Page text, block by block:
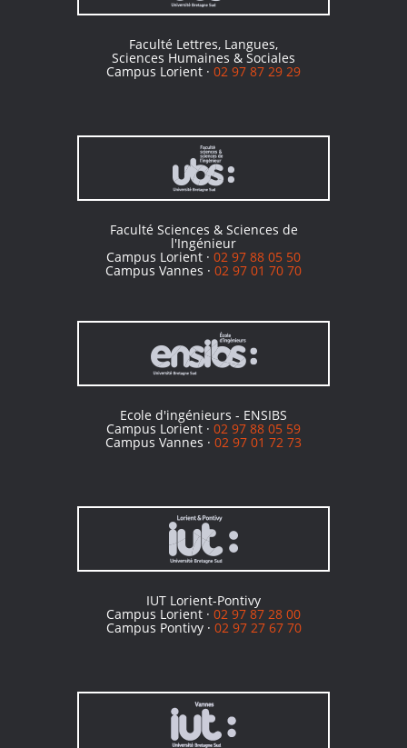
Faculté Lettres, Langues,
Sciences Humaines & Sociales
Campus Lorient · 02 97 87 29 29
Faculté Sciences & Sciences de
l'Ingénieur
Campus Lorient · 02 97 88 05 50
Campus Vannes · 02 97 01 70 70
Ecole d'ingénieurs - ENSIBS
Campus Lorient · 02 97 88 05 59
Campus Vannes · 02 97 01 72 73
IUT Lorient-Pontivy
Campus Lorient · 02 97 87 28 00
Campus Pontivy · 02 97 27 67 70